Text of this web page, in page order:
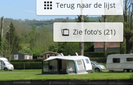
Zie foto's (21)
Terug naar de lijst